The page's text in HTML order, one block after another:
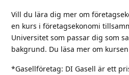
Vill du lära dig mer om
en kurs i företagsekonomi
Universitet som passar dig som
bakgrund. Du läsa mer om
*Gasellföretag: DI Gasell är ett